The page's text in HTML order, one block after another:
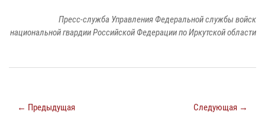
Пресс-служба Управления Федеральной службы войск
национальной гвардии Российской Федерации по Иркутской области
← Предыдущая Следующая →